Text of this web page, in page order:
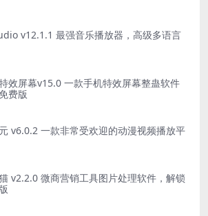
v12.1.1 最强音乐播放器，高级多语言
效屏幕v15.0 一款手机特效屏幕整蛊软件
费版
v6.0.2 一款非常受欢迎的动漫视频播放平
v2.2.0 微商营销工具图片处理软件，解锁